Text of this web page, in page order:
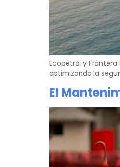
Ecopetrol y
optimizando la
El